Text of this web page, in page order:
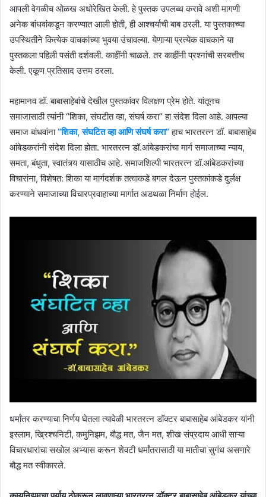
आपली वेगळीच ओळख अधोरेखित केली. हे पुस्तक उपलब्ध करावे अशी मागणी
अनेक बांधवांकडून करण्यात आली होती, ही आश्चर्याची बाब ठरली. या पुस्तकाच्या
उपस्थितीने कित्येक वाचकांच्या भुवया उंचावल्या. येणाऱ्या प्रत्येक वाचकाने या
पुस्तकला पहिली पसंती दर्शवली. काहींनी चाळले. तर काहींनी प्रश्नांची सरबत्तीच
केली. एकूण प्रतिसाद उत्तम ठरला.
महामानव डॉ. बाबासाहेबांचे देखील पुस्तकांवर विलक्षण प्रेम होते. यांतूनच
समाजासाठी त्यांनी “शिका, संघटीत व्हा, संघर्ष करा” हा संदेश दिला आहे. आपल्या
समाज बांधवांना“शिका, संघटित व्हा आणि संघर्ष करा” हाच भारतरत्न डॉ. बाबासाहेब
आंबेडकरांनी संदेश दिला होता. भारतरत्न डॉ.आंबेडकरांचा मार्ग समाजाच्या न्याय,
समता, बंधुता, स्वातंत्र्य यासाठीच आहे. समाजशिल्पी भारतरत्न डॉ.आंबेडकरांच्या
विचारांना, विशेषत: शिका या मार्गदर्शक तत्वाकडे बगल देऊन पुस्तकांकडे दुर्लक्ष
करण्याने समाजाच्या विचारप्रवाहाच्या मार्गात अडथळा निर्माण होईल.
धर्मांतर करण्याचा निर्णय घेतला त्यावेळी भारतरत्न डॉक्टर बाबासाहेब आंबेडकर यांनी
इस्लाम, ख्रिश्चनिटी, कमुनिझम, बौद्ध मत, जैन मत, शीख संप्रदाय आधी साऱ्या
विचारधारांचा सखोल अभ्यास करून शेवटी धर्मांतरासाठी या मातीचा सुगंध असणारे
बौद्ध मत स्वीकारले.